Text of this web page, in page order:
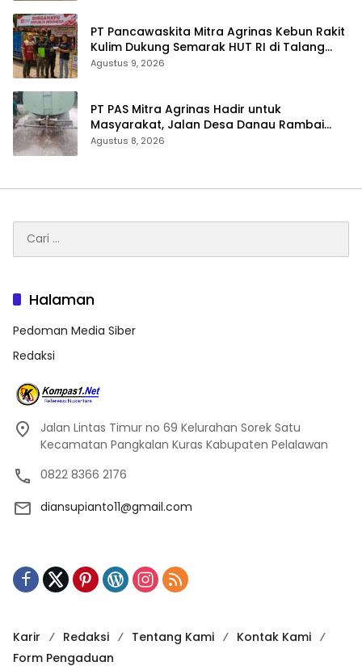
‎PT Pancawaskita Mitra Agrinas Kebun Rakit
Kulim Dukung Semarak HUT RI di Talang
Perigi
Agustus 9, 2026
‎PT PAS Mitra Agrinas Hadir untuk
Masyarakat, Jalan Desa Danau Rambai
Dirawat dan Disiram
Agustus 8, 2026
untuk:
Halaman
Pedoman Media Siber
Redaksi
Jalan Lintas Timur no 69 Kelurahan Sorek Satu
Kecamatan Pangkalan Kuras Kabupaten Pelalawan
0822 8366 2176
diansupianto11@gmail.com
Karir Redaksi Tentang Kami
Kontak Kami
Form Pengaduan